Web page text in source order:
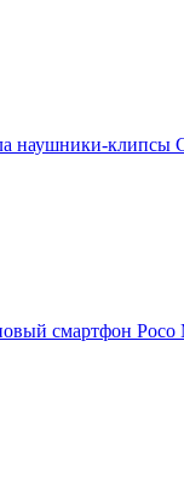
наушники-клипсы
смартфон